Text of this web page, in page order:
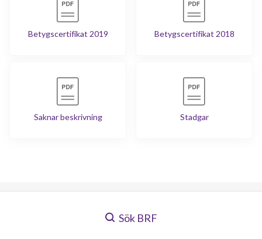
Betygscertifikat 2019 Betygscertifikat 2018
Saknar beskrivning Stadgar
Sök BRF